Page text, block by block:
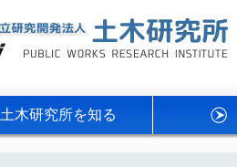
土木研究所を知る